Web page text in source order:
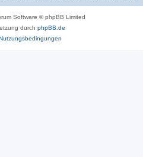
Software © phpBB Limited
durch phpBB.de